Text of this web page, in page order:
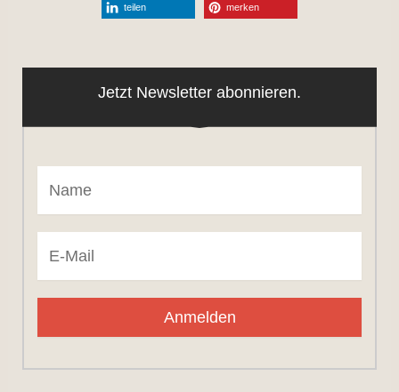
teilen merken
Jetzt Newsletter abonnieren.
Anmelden